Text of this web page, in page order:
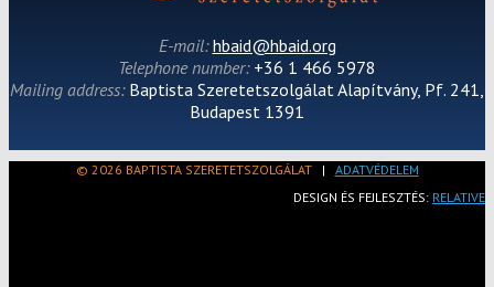
E-mail:hbaid@hbaid.org
Telephone number: +36 1 466 5978
Mailing address: Baptista Szeretetszolgálat Alapítvány, Pf. 241,
Budapest 1391
© 2026 BAPTISTA SZERETETSZOLGÁLAT| ADATVÉDELEM
DESIGN ÉS FEJLESZTÉS: RELATIVE